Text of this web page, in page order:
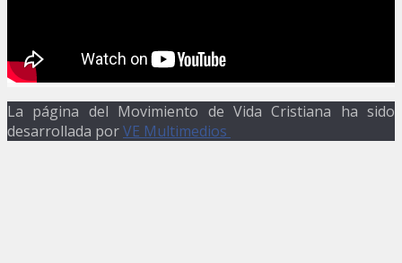
La página del Movimiento de Vida Cristiana ha sido
desarrollada porVE Multimedios